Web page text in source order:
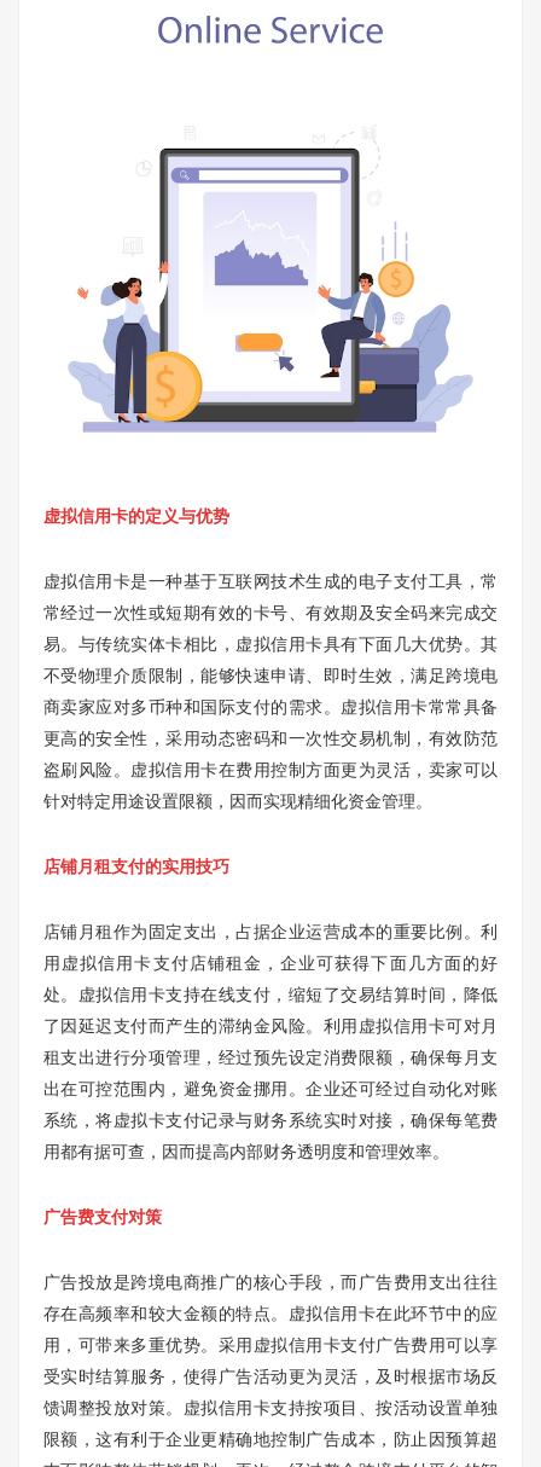
虚拟信用卡的定义与优势
虚拟信用卡是一种基于互联网技术生成的电子支付工具，常
常经过一次性或短期有效的卡号、有效期及安全码来完成交
易。与传统实体卡相比，虚拟信用卡具有下面几大优势。其
不受物理介质限制，能够快速申请、即时生效，满足跨境电
商卖家应对多币种和国际支付的需求。虚拟信用卡常常具备
更高的安全性，采用动态密码和一次性交易机制，有效防范
盗刷风险。虚拟信用卡在费用控制方面更为灵活，卖家可以
针对特定用途设置限额，因而实现精细化资金管理。
店铺月租支付的实用技巧
店铺月租作为固定支出，占据企业运营成本的重要比例。利
用虚拟信用卡支付店铺租金，企业可获得下面几方面的好
处。虚拟信用卡支持在线支付，缩短了交易结算时间，降低
了因延迟支付而产生的滞纳金风险。利用虚拟信用卡可对月
租支出进行分项管理，经过预先设定消费限额，确保每月支
出在可控范围内，避免资金挪用。企业还可经过自动化对账
系统，将虚拟卡支付记录与财务系统实时对接，确保每笔费
用都有据可查，因而提高内部财务透明度和管理效率。
广告费支付对策
广告投放是跨境电商推广的核心手段，而广告费用支出往往
存在高频率和较大金额的特点。虚拟信用卡在此环节中的应
用，可带来多重优势。采用虚拟信用卡支付广告费用可以享
受实时结算服务，使得广告活动更为灵活，及时根据市场反
馈调整投放对策。虚拟信用卡支持按项目、按活动设置单独
限额，这有利于企业更精确地控制广告成本，防止因预算超